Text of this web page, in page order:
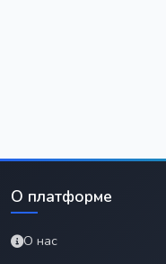
О платформе
О нас